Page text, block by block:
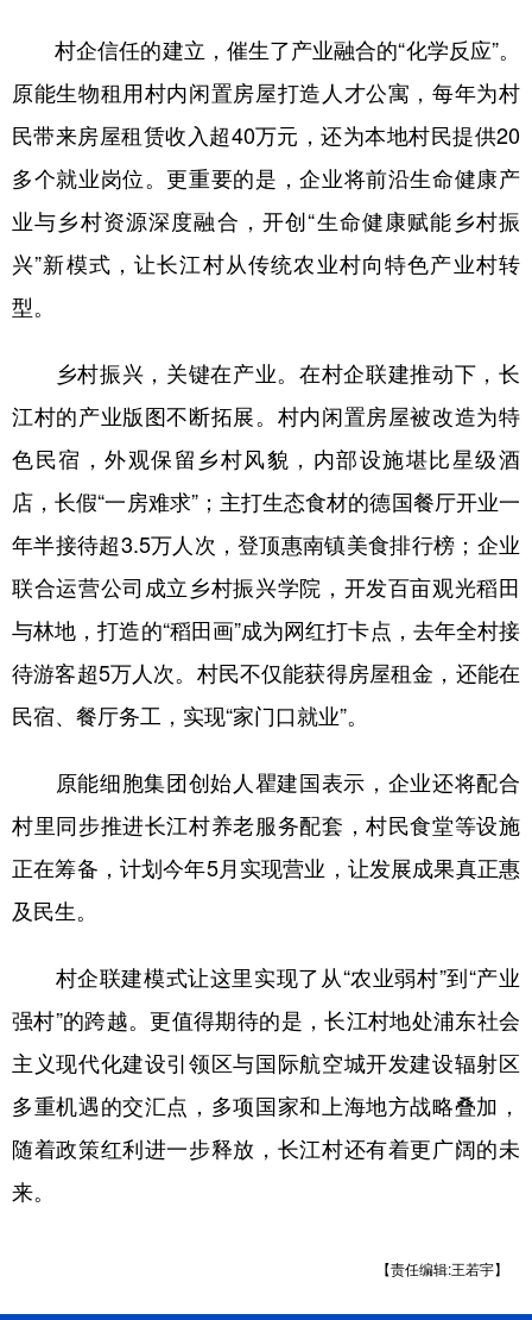
村企信任的建立，催生了产业融合的“化学反应”。
原能生物租用村内闲置房屋打造人才公寓，每年为村
民带来房屋租赁收入超40万元，还为本地村民提供20
多个就业岗位。更重要的是，企业将前沿生命健康产
业与乡村资源深度融合，开创“生命健康赋能乡村振
兴”新模式，让长江村从传统农业村向特色产业村转
型。
乡村振兴，关键在产业。在村企联建推动下，长
江村的产业版图不断拓展。村内闲置房屋被改造为特
色民宿，外观保留乡村风貌，内部设施堪比星级酒
店，长假“一房难求”；主打生态食材的德国餐厅开业一
年半接待超3.5万人次，登顶惠南镇美食排行榜；企业
联合运营公司成立乡村振兴学院，开发百亩观光稻田
与林地，打造的“稻田画”成为网红打卡点，去年全村接
待游客超5万人次。村民不仅能获得房屋租金，还能在
民宿、餐厅务工，实现“家门口就业”。
原能细胞集团创始人瞿建国表示，企业还将配合
村里同步推进长江村养老服务配套，村民食堂等设施
正在筹备，计划今年5月实现营业，让发展成果真正惠
及民生。
村企联建模式让这里实现了从“农业弱村”到“产业
强村”的跨越。更值得期待的是，长江村地处浦东社会
主义现代化建设引领区与国际航空城开发建设辐射区
多重机遇的交汇点，多项国家和上海地方战略叠加，
随着政策红利进一步释放，长江村还有着更广阔的未
来。
【责任编辑:王若宇】